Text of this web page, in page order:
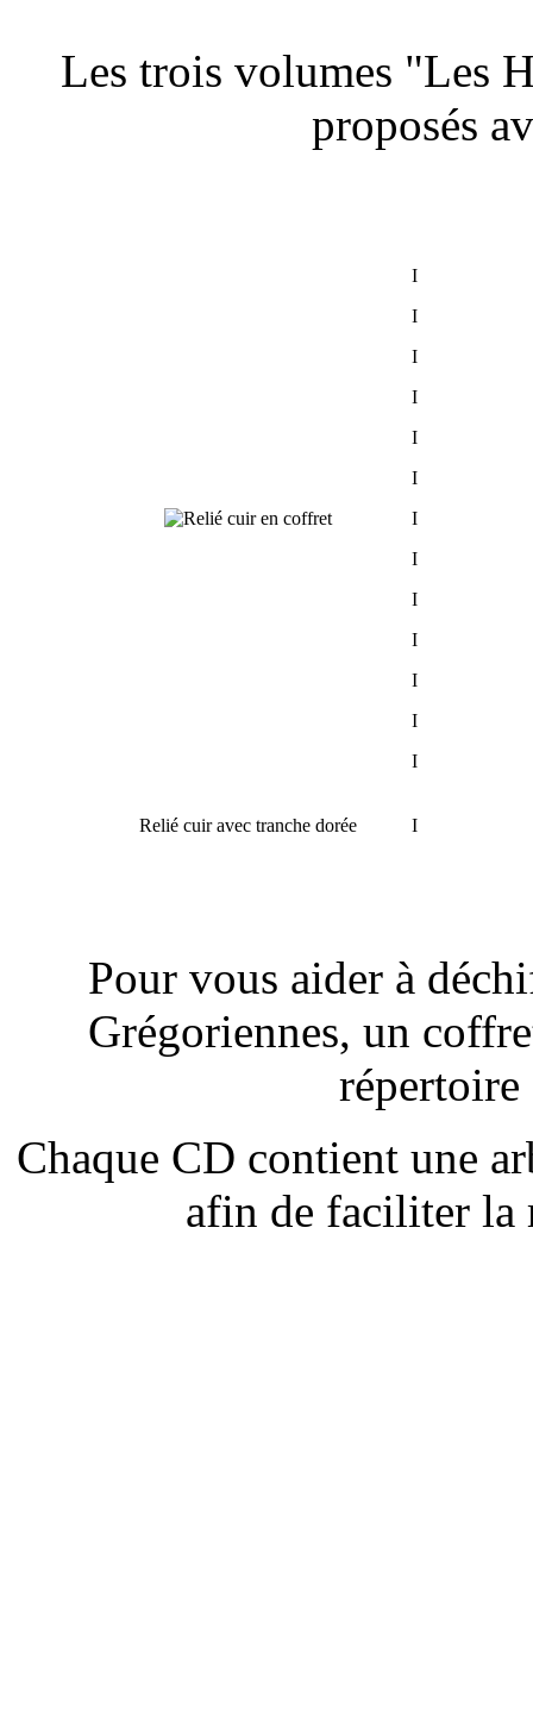
Les trois volumes "Les
proposés
I
I
I
I
I
I
I
I
I
I
I
I
I
Relié cuir avec tranche dorée I
Pour vous aider à
Grégoriennes, un
Chaque CD contient une
afin de faciliter la